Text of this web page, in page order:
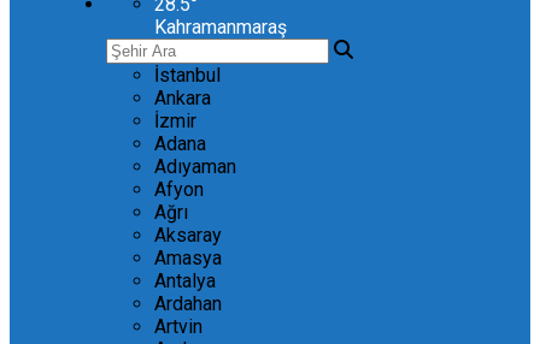
Kahramanmaraş
İstanbul
Ankara
İzmir
Adana
Adıyaman
Afyon
Ağrı
Aksaray
Amasya
Antalya
Ardahan
Artvin